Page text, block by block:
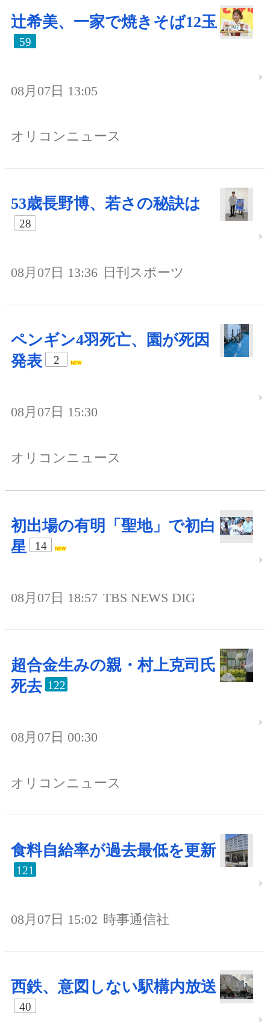
辻希美、一家で焼きそば12玉
59
08月07日 13:05
オリコンニュース
53歳長野博、若さの秘訣は
28
08月07日 13:36 日刊スポーツ
ペンギン4羽死亡、園が死因
発表
2
08月07日 15:30
オリコンニュース
初出場の有明「聖地」で初白
星
14
08月07日 18:57 TBS NEWS DIG
超合金生みの親・村上克司氏
死去 122
08月07日 00:30
オリコンニュース
食料自給率が過去最低を更新
121
08月07日 15:02 時事通信社
西鉄、意図しない駅構内放送
40